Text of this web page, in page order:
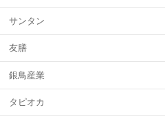
サンタン
友膳
銀鳥産業
タピオカ